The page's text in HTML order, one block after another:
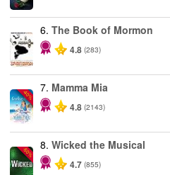
6.The Book of Mormon
4.8 (283)
-40%
7. Mamma Mia
4.8 (2143)
-50%
8.Wicked the Musical
4.7 (855)